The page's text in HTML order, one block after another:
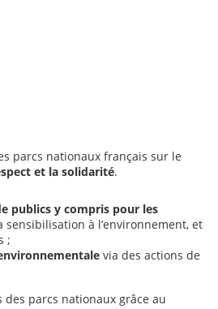
parcs nationaux français sur le
et la solidarité.
publics y compris pour les
sensibilisation à l’environnement, et
;
via des actions de
parcs nationaux grâce au